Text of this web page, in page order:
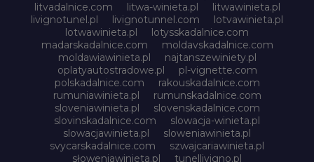
litvadalnice.com
litwa-winieta.pl
litwawinieta.pl
livignotunel.pl
livignotunnel.com
lotvawinieta.pl
lotwawinieta.pl
lotysskadalnice.com
madarskadalnice.com
moldavskadalnice.com
moldawiawinieta.pl
najtanszewiniety.pl
oplatyautostradowe.pl
pl-vignette.com
polskadalnice.com
rakouskadalnice.com
rumuniawinieta.pl
rumunskadalnice.com
sloveniawinieta.pl
slovenskadalnice.com
slovinskadalnice.com
slowacja-winieta.pl
slowacjawinieta.pl
sloweniawinieta.pl
svycarskadalnice.com
szwajcariawinieta.pl
słoweniawinieta.pl
tunellivigno.pl